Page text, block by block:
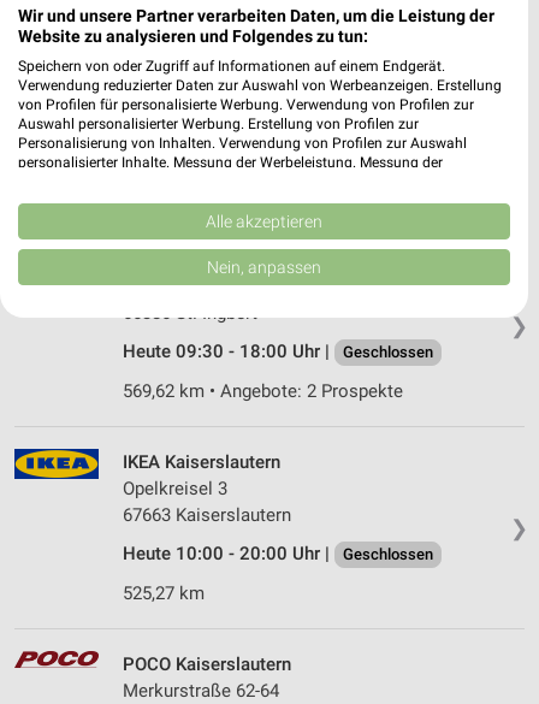
JYSK Neunkirchen
Am Gneisenauflöz 6
66538 Neunkirchen
Heute 09:30 - 18:00 Uhr | Geschlossen
❯
JYSK St. Ingbert
Grubenweg 15
66386 St. Ingbert
Heute 09:30 - 18:00 Uhr |
Geschlossen
569,62 km • Angebote: 2 Prospekte
❯
IKEA Kaiserslautern
Opelkreisel 3
67663 Kaiserslautern
Heute 10:00 - 20:00 Uhr |
Geschlossen
525,27 km
POCO Kaiserslautern
Merkurstraße 62-64
Wir und unsere Partner verarbeiten Daten, um die Leistung der
Website zu analysieren und Folgendes zu tun:
Speichern von oder Zugriff auf Informationen auf einem Endgerät.
Verwendung reduzierter Daten zur Auswahl von Werbeanzeigen. Erstellung
von Profilen für personalisierte Werbung. Verwendung von Profilen zur
Auswahl personalisierter Werbung. Erstellung von Profilen zur
Personalisierung von Inhalten. Verwendung von Profilen zur Auswahl
personalisierter Inhalte. Messung der Werbeleistung. Messung der
Kombinationen von Daten aus verschiedenen Quellen. Entwicklung und
Verbesserung der Angebote. Verwendung reduzierter Daten zur Auswahl
von Inhalten.
Daten können außerhalb der Europäischen Union weitergegeben und in die
USA gesendet werden.
Website/App.
Partnerliste anzeigen (1 IAB-Anbieter)
Wir nutzen Ihre Daten für folgende Zwecke:
Speichern von oder Zugriff auf Informationen
auf einem Endgerät
Verwendung reduzierter Daten zur Auswahl von
Werbeanzeigen
Erstellung von Profilen für personalisierte
Verwendung von Profilen zur Auswahl
personalisierter Werbung
Alle akzeptieren
Nein, anpassen